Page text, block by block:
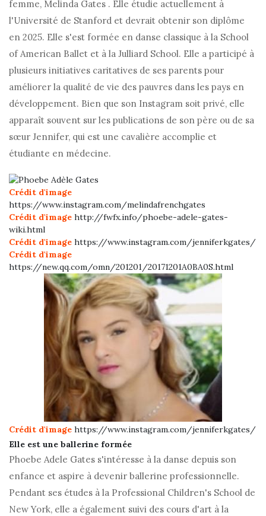
femme, Melinda Gates . Elle étudie actuellement à
l'Université de Stanford et devrait obtenir son diplôme
en 2025. Elle s'est formée en danse classique à la School
of American Ballet et à la Julliard School. Elle a participé à
plusieurs initiatives caritatives de ses parents pour
améliorer la qualité de vie des pauvres dans les pays en
développement. Bien que son Instagram soit privé, elle
apparaît souvent sur les publications de son père ou de sa
sœur Jennifer, qui est une cavalière accomplie et
étudiante en médecine.
Crédit d'image
https://www.instagram.com/melindafrenchgates
Crédit d'image http://fwfx.info/phoebe-adele-gates-
wiki.html
Crédit d'image https://www.instagram.com/jenniferkgates/
Crédit d'image
https://new.qq.com/omn/201201/20171201A0BA0S.html
Crédit d'image https://www.instagram.com/jenniferkgates/
Précédent
Prochain
Elle est une ballerine formée
Phoebe Adele Gates s'intéresse à la danse depuis son
enfance et aspire à devenir ballerine professionnelle.
Pendant ses études à la Professional Children's School de
New York, elle a également suivi des cours d'art à la